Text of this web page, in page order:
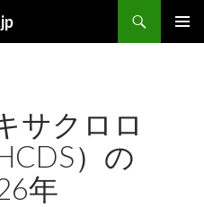
サクロロ
）の
年